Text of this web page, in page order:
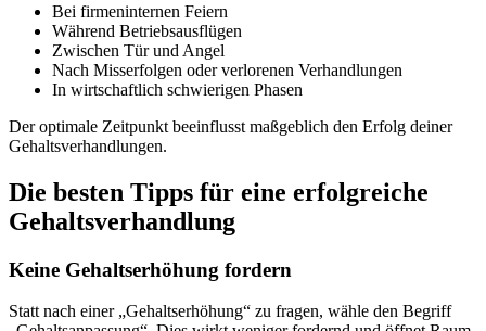
Bei firmeninternen Feiern
Während Betriebsausflügen
Zwischen Tür und Angel
Nach Misserfolgen oder verlorenen Verhandlungen
In wirtschaftlich schwierigen Phasen
Der optimale Zeitpunkt beeinflusst maßgeblich den Erfolg deiner
Gehaltsverhandlungen.
Die besten Tipps für eine erfolgreiche
Gehaltsverhandlung
Keine Gehaltserhöhung fordern
Statt nach einer „Gehaltserhöhung“ zu fragen, wähle den Begriff